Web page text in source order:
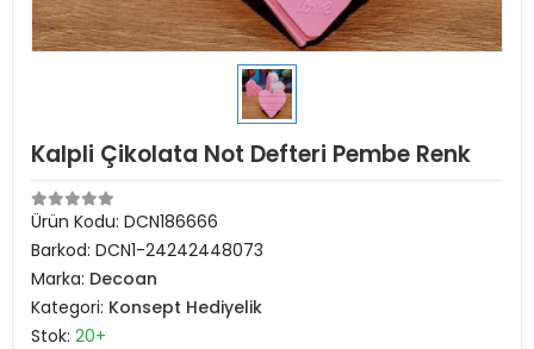
Kalpli Çikolata Not Defteri Pembe Renk
Ürün Kodu: DCN186666
Barkod: DCN1-24242448073
Marka: Decoan
Kategori: Konsept Hediyelik
Stok: 20+